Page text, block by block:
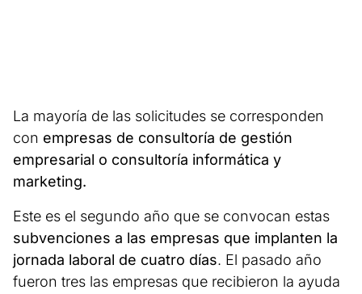
La mayoría de las solicitudes se corresponden
con empresas de consultoría de gestión
empresarial o consultoría informática y
marketing.
Este es el segundo año que se convocan estas
subvenciones a las empresas que implanten la
jornada laboral de cuatro días. El pasado año
fueron tres las empresas que recibieron la ayuda